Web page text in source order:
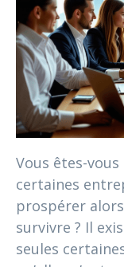
Vous êtes-
certaines
prospérer
survivre ? Il
seules